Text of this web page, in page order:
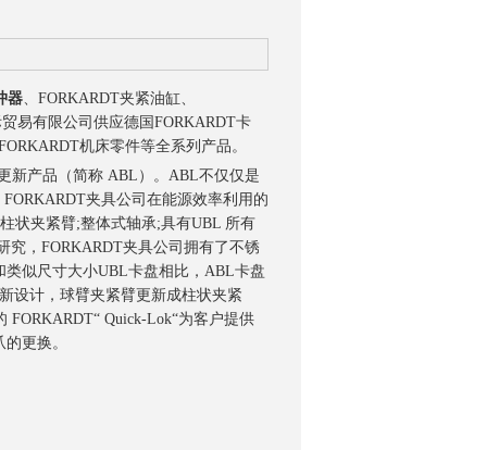
器、FORKARDT夹紧油缸、
易有限公司供应德国FORKARDT卡
机床零件等全系列产品。
新产品（简称 ABL）。ABL不仅仅是
夹具公司在能源效率利用的
状夹紧臂;整体式轴承;具有UBL 所有
究，FORKARDT夹具公司拥有了不锈
似尺寸大小UBL卡盘相比，ABL卡盘
设计，球臂夹紧臂更新成柱状夹紧
Quick-Lok“为客户提供
更换。